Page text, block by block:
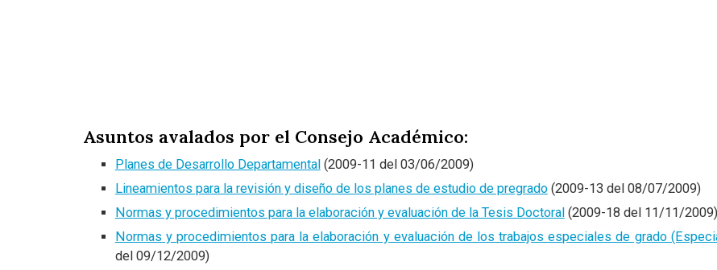
Asuntos avalados por el Consejo Académico:
Planes de Desarrollo Departamental(2009-11 del 03/06/2009)
Lineamientos para la revisión y diseño de los planes de estudio de pregrado(2009-13 del 08/07/2009)
Normas y procedimientos para la elaboración y evaluación de la Tesis Doctoral(2009-18 del 11/11/2009)
Normas y procedimientos para la elaboración y evaluación de los trabajos especiales de grado
del 09/12/2009)